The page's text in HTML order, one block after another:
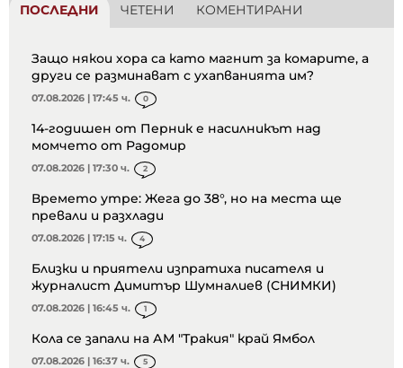
ПОСЛЕДНИ ЧЕТЕНИ КОМЕНТИРАНИ
Защо някои хора са като магнит за комарите, а
други се разминават с ухапванията им?
07.08.2026 | 17:45 ч. 0
14-годишен от Перник е насилникът над
момчето от Радомир
07.08.2026 | 17:30 ч. 2
Времето утре: Жега до 38°, но на места ще
превали и разхлади
07.08.2026 | 17:15 ч. 4
Близки и приятели изпратиха писателя и
журналист Димитър Шумналиев (СНИМКИ)
07.08.2026 | 16:45 ч. 1
Кола се запали на АМ "Тракия" край Ямбол
07.08.2026 | 16:37 ч. 5